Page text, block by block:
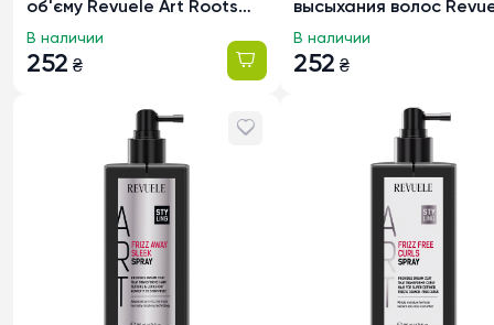
об'єму Revuele Art Roots
Lifting, 150мл
252 ₴
В наличии
высыхания волос
Art Styling, 150мл
252 ₴
В наличии